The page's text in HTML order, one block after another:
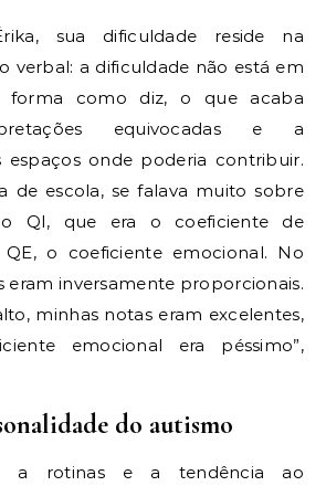
sua dificuldade reside na
verbal: a dificuldade não está em
forma como diz, o que acaba
equivocadas e a
espaços onde poderia contribuir.
de escola, se falava muito sobre
o QI, que era o coeficiente de
o coeficiente emocional. No
eram inversamente proporcionais.
minhas notas eram excelentes,
emocional era péssimo”,
do autismo
a rotinas e a tendência ao